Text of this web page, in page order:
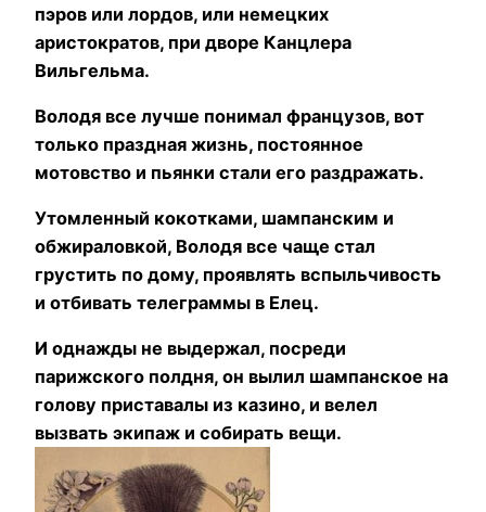
пэров или лордов, или немецких
аристократов, при дворе Канцлера
Вильгельма.
Володя все лучше понимал французов, вот
только праздная жизнь, постоянное
мотовство и пьянки стали его раздражать.
Утомленный кокотками, шампанским и
обжираловкой, Володя все чаще стал
грустить по дому, проявлять вспыльчивость
и отбивать телеграммы в Елец.
И однажды не выдержал, посреди
парижского полдня, он вылил шампанское на
голову приставалы из казино, и велел
вызвать экипаж и собирать вещи.